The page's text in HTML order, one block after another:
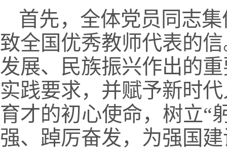
首先，全体党员同志
致全国优秀教师代表的
发展、民族振兴作出的
实践要求，并赋予新时
育才的初心使命，树立“
强、踔厉奋发，为强国